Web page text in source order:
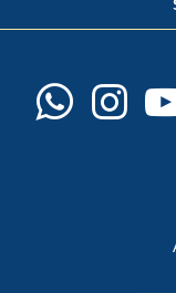
Pago